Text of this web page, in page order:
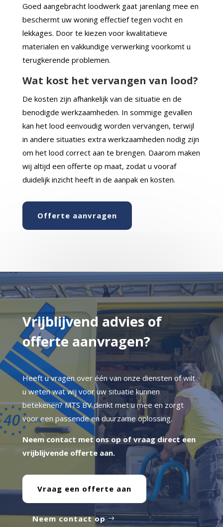
Goed aangebracht loodwerk gaat jarenlang mee en
beschermt uw woning effectief tegen vocht en
lekkages. Door te kiezen voor kwalitatieve
materialen en vakkundige verwerking voorkomt u
terugkerende problemen.
Wat kost het vervangen van lood?
De kosten zijn afhankelijk van de situatie en de
benodigde werkzaamheden. In sommige gevallen
kan het lood eenvoudig worden vervangen, terwijl
in andere situaties extra werkzaamheden nodig zijn
om het lood correct aan te brengen. Daarom maken
wij altijd een offerte op maat, zodat u vooraf
duidelijk inzicht heeft in de aanpak en kosten.
Offerte aanvragen
Vrijblijvend advies of
offerte aanvragen?
Heeft u vragen over één van onze diensten of wilt
u weten wat wij voor uw situatie kunnen
betekenen? MTS BV denkt met u mee en zorgt
voor een passende en duurzame oplossing.
Neem contact met ons op of vraag direct een
vrijblijvende offerte aan.
Vraag een offerte aan
Neem contact op